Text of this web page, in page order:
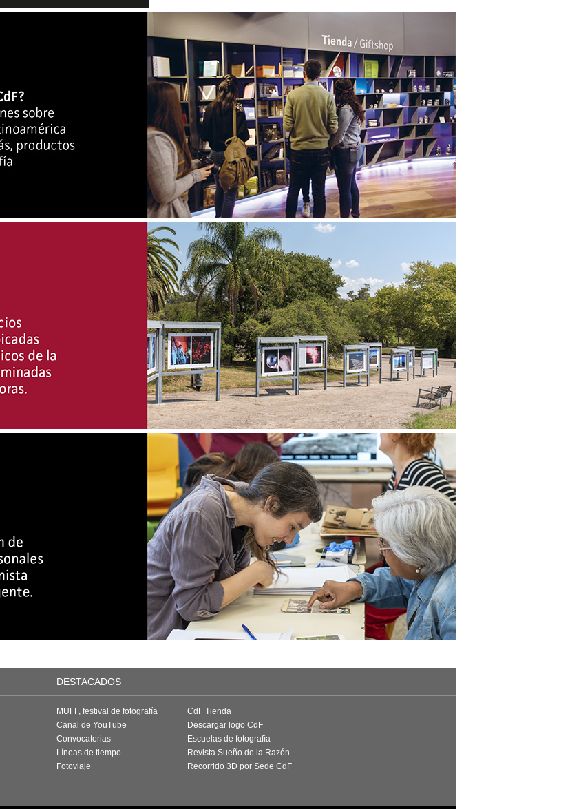
DESTACADOS
MUFF, festival de fotografía
Canal de YouTube
Convocatorias
Líneas de tiempo
Fotoviaje
CdF Tienda
Descargar logo CdF
Escuelas de fotografía
Revista Sueño de la Razón
Recorrido 3D por Sede CdF